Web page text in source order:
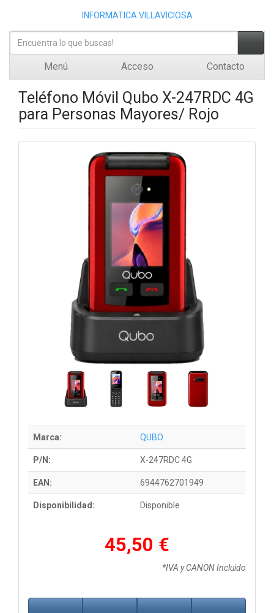
INFORMATICA VILLAVICIOSA
Menú Acceso Contacto
Teléfono Móvil Qubo X-247RDC 4G
para Personas Mayores/ Rojo
Marca: QUBO
P/N: X-247RDC 4G
EAN: 6944762701949
Disponibilidad: Disponible
45,50 €
*IVA y CANON Incluido